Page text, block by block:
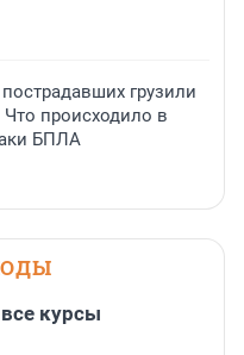
грузили
происходило в
БПЛА
курсы